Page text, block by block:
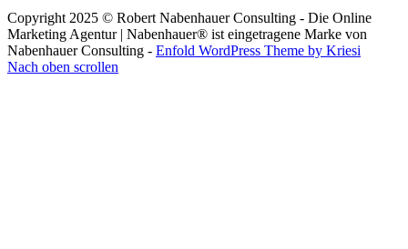
Copyright 2025 © Robert Nabenhauer Consulting - Die Online
Marketing Agentur | Nabenhauer® ist eingetragene Marke von
Nabenhauer Consulting - Enfold WordPress Theme by Kriesi
Nach oben scrollen